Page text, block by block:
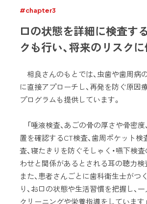
#chapter3
口の状態を詳細に検査す
クも行い、将来のリスク
相良さんのもとでは、虫歯や歯周病
に直接アプローチし、再発を防ぐ原因
プログラムも提供しています。
「唾液検査、あごの骨の厚さや骨密度
置を確認するCT検査、歯周ポケット検
査、寝たきりを防ぐそしゃく・嚥下検査
わせと関係があるとされる耳の聴力検
また、患者さんごとに歯科衛生士がつ
り、お口の状態や生活習慣を把握し、
クリーニングや栄養指導をしています」